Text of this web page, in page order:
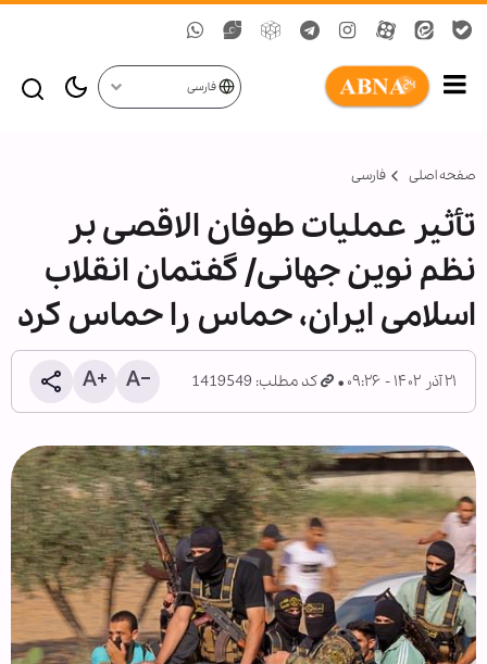
فارسی
صفحه اصلی فارسی
تأثیر عملیات طوفان الاقصی بر
نظم نوین جهانی/ گفتمان انقلاب
اسلامی ایران، حماس را حماس کرد
۲۱ آذر ۱۴۰۲ - ۰۹:۲۶ کد مطلب: 1419549